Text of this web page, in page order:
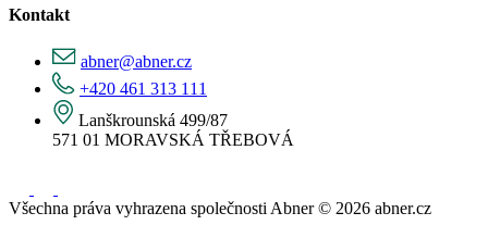
Kontakt
abner@abner.cz
+420 461 313 111
Lanškrounská 499/87
571 01 MORAVSKÁ TŘEBOVÁ
Všechna práva vyhrazena společnosti Abner © 2026 abner.cz